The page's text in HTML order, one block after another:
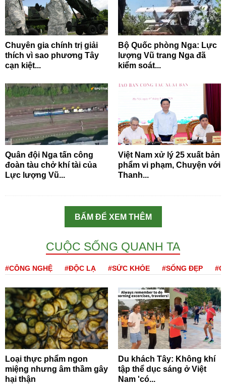
Chuyên gia chính trị giải
thích vì sao phương Tây
cạn kiệt...
Bộ Quốc phòng Nga: Lực
lượng Vũ trang Nga đã
kiểm soát...
Quân đội Nga tấn công
đoàn tàu chở khí tài của
Lực lượng Vũ...
Việt Nam xử lý 25 xuất bản
phẩm vi phạm, Chuyện với
Thanh...
BẤM ĐỂ XEM THÊM
CUỘC SỐNG QUANH TA
#CÔNG NGHỆ #ĐỘC LẠ #SỨC KHỎE #SỐNG ĐẸP
Loại thực phẩm ngon
miệng nhưng âm thầm gây
hại thận
Du khách Tây: Không khí
tập thể dục sáng ở Việt
Nam 'có...